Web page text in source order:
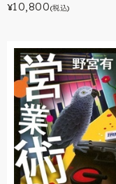
¥10,800(税込)